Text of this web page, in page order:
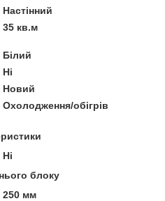
Настінний
35 кв.м
Білий
Ні
Новий
Охолодження/обігрів
Ні
блоку
250 мм